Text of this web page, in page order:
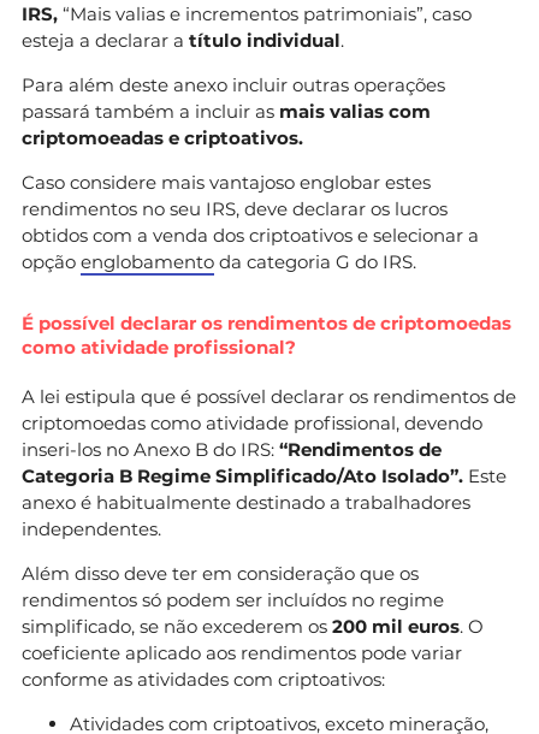
IRS, “Mais valias e incrementos patrimoniais”, caso
esteja a declarar a título individual.
Para além deste anexo incluir outras operações
passará também a incluir as mais valias com
criptomoeadas e criptoativos.
Caso considere mais vantajoso englobar estes
rendimentos no seu IRS, deve declarar os lucros
obtidos com a venda dos criptoativos e selecionar a
opção englobamento da categoria G do IRS.
É possível declarar os rendimentos de criptomoedas
como atividade profissional?
A lei estipula que é possível declarar os rendimentos de
criptomoedas como atividade profissional, devendo
inseri-los no Anexo B do IRS: “Rendimentos de
Categoria B Regime Simplificado/Ato Isolado”. Este
anexo é habitualmente destinado a trabalhadores
independentes.
Além disso deve ter em consideração que os
rendimentos só podem ser incluídos no regime
simplificado, se não excederem os 200 mil euros. O
coeficiente aplicado aos rendimentos pode variar
conforme as atividades com criptoativos:
Atividades com criptoativos, exceto mineração,